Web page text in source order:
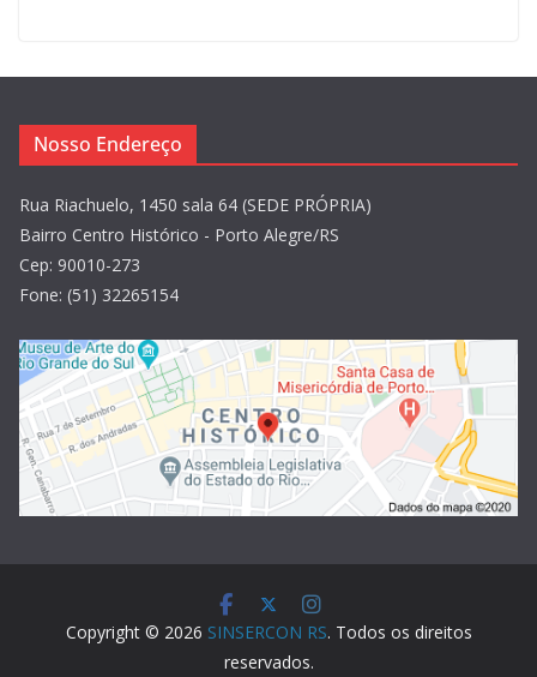
Nosso Endereço
Rua Riachuelo, 1450 sala 64 (SEDE PRÓPRIA)
Bairro Centro Histórico - Porto Alegre/RS
Cep: 90010-273
Fone: (51) 32265154
Copyright © 2026 SINSERCON RS. Todos os direitos
reservados.